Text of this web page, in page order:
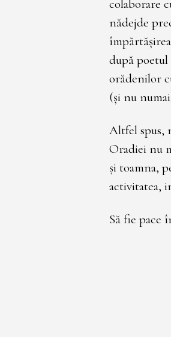
colaborare
nădejde
după poetul
orădenilor
(și nu
Altfel spus,
Oradiei nu
și toamna,
activitatea,
Să fie pace